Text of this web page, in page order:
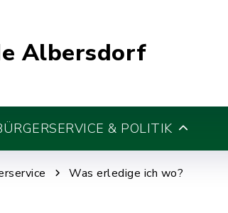
Albersdorf
& POLITIK
Was erledige ich wo?